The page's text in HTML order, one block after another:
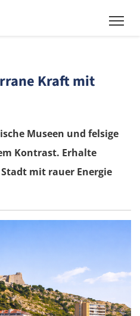
Kraft mit
Museen und felsige
Kontrast. Erhalte
mit rauer Energie